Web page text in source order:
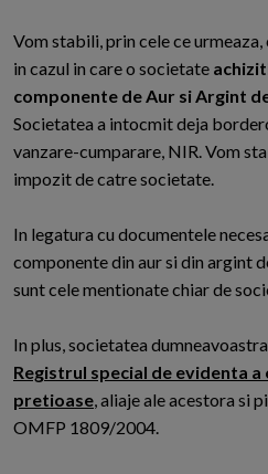
Vom stabili, prin cele ce
in cazul in care o societate
componente de Aur si Argint
Societatea a intocmit deja
vanzare-cumparare, NIR. Vom
impozit de catre societate.
In legatura cu documentele
componente din aur si din argint
sunt cele mentionate chiar de
In plus, societatea
Registrul special de evidenta
pretioase, aliaje ale acestora si
OMFP 1809/2004.